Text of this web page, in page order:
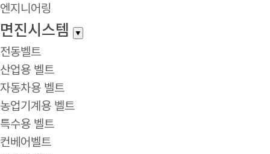
엔지니어링
면진시스템 ▼
전동벨트
산업용 벨트
자동차용 벨트
농업기계용 벨트
특수용 벨트
컨베어벨트